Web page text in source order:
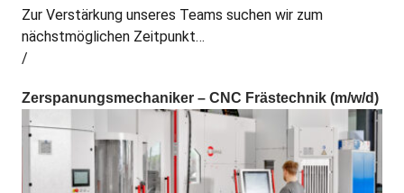
Zur Verstärkung unseres Teams suchen wir zum
nächstmöglichen Zeitpunkt…
Zerspanungsmechaniker – CNC Frästechnik (m/w/d)